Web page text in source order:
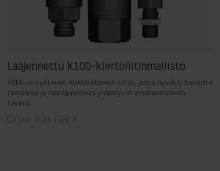
Laajennettu K100-kiertoliitinmallisto
K100 on pyörivien letkuliittimien sarja, jossa hyväksi havaittu
tekniikka ja monipuolisuus yhdistyvät ainutlaatuisella
tavalla.
Lue lisää täältä